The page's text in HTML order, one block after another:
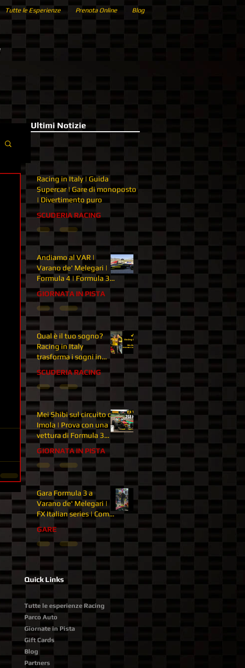
Tutte le Esperienze Prenota Online Blog
Ultimi Notizie
Racing in Italy | Guida
Supercar | Gare di monoposto
| Divertimento puro
SCUDERIA RACING
Andiamo al VAR |
Varano de' Melegari |
Formula 4 | Formula 3 |
Giornata in pista
GIORNATA IN PISTA
Qual è il tuo sogno?
Racing in Italy
trasforma i sogni in
realtà | Esperienza di
guida per tutti
SCUDERIA RACING
Mei Shibi sul circuito di
Imola | Prova con una
vettura di Formula 3
con motore Audi a
Imola
GIORNATA IN PISTA
Gara Formula 3 a
Varano de' Melegari |
FX Italian series | Come
sono tornato più forte |
P1
GARE
Quick Links
Tutte le esperienze Racing
Parco Auto
Giornate in Pista
Gift Cards
Blog
Partners​​